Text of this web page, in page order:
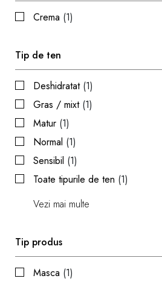
Crema (1)
Tip de ten
Deshidratat(1)
Gras / mixt(1)
Matur (1)
Normal (1)
Sensibil (1)
Toate tipurile de ten (1)
Vezi mai multe
Tip produs
Masca (1)